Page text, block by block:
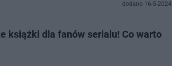
dodano 16-5-2024
książki dla fanów serialu! Co warto